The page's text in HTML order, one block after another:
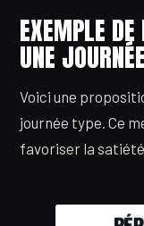
EXEMPLE
UNE
Voici une
journée type. Ce
favoriser la